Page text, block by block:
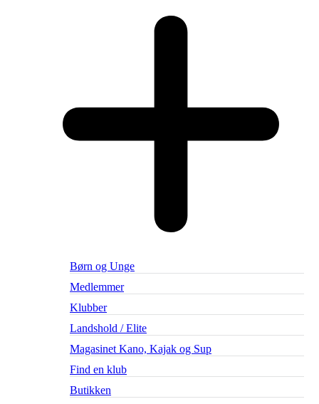
Børn og Unge
Medlemmer
Klubber
Landshold / Elite
Magasinet Kano, Kajak og Sup
Find en klub
Butikken